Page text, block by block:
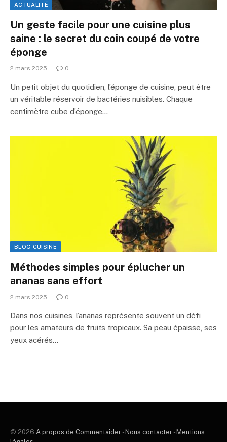
ACTUALITÉ
Un geste facile pour une cuisine plus
saine : le secret du coin coupé de votre
éponge
2 mars 2025 0
Un petit objet du quotidien, l’éponge de cuisine, peut être
un véritable réservoir de bactéries nuisibles. Chaque
centimètre cube d’éponge…
BLOG CUISINE
Méthodes simples pour éplucher un
ananas sans effort
2 mars 2025 0
Dans nos cuisines, l’ananas représente souvent un défi
pour les amateurs de fruits tropicaux. Sa peau épaisse, ses
yeux acérés…
© 2026 A propos de Commentaider -Nous contacter -Mentions